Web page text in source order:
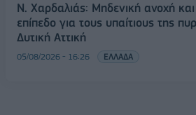
Ν. Χαρδαλιάς: Μηδενική ανοχή
επίπεδο για τους υπαίτιους της
Δυτική Αττική
05/08/2026 - 16:26 ΕΛΛΑΔΑ